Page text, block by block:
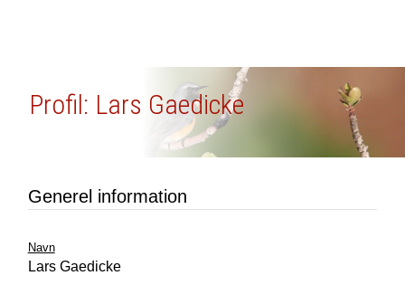
Profil: Lars Gaedicke
Generel information
Navn
Lars Gaedicke